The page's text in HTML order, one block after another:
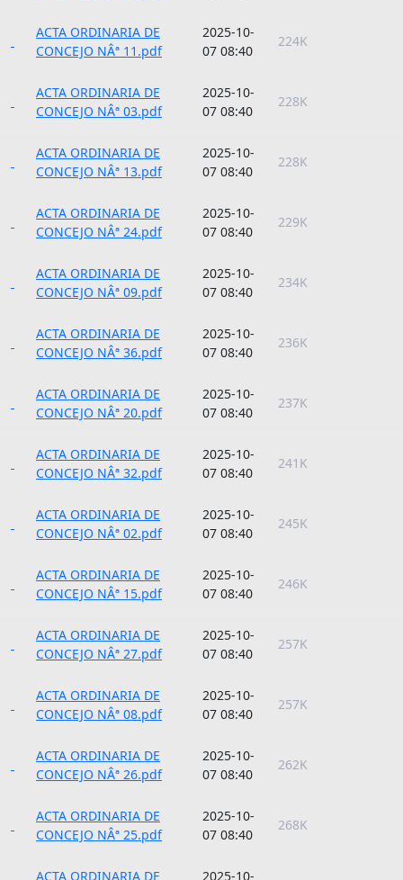
ACTA ORDINARIA DE
CONCEJO NÂª 11.pdf
2025-10-
07 08:40
224K
ACTA ORDINARIA DE
CONCEJO NÂª 03.pdf
2025-10-
07 08:40
228K
ACTA ORDINARIA DE
CONCEJO NÂª 13.pdf
2025-10-
07 08:40
228K
ACTA ORDINARIA DE
CONCEJO NÂª 24.pdf
2025-10-
07 08:40
229K
ACTA ORDINARIA DE
CONCEJO NÂª 09.pdf
2025-10-
07 08:40
234K
ACTA ORDINARIA DE
CONCEJO NÂª 36.pdf
2025-10-
07 08:40
236K
ACTA ORDINARIA DE
CONCEJO NÂª 20.pdf
2025-10-
07 08:40
237K
ACTA ORDINARIA DE
CONCEJO NÂª 32.pdf
2025-10-
07 08:40
241K
ACTA ORDINARIA DE
CONCEJO NÂª 02.pdf
2025-10-
07 08:40
245K
ACTA ORDINARIA DE
CONCEJO NÂª 15.pdf
2025-10-
07 08:40
246K
ACTA ORDINARIA DE
CONCEJO NÂª 27.pdf
2025-10-
07 08:40
257K
ACTA ORDINARIA DE
CONCEJO NÂª 08.pdf
2025-10-
07 08:40
257K
ACTA ORDINARIA DE
CONCEJO NÂª 26.pdf
2025-10-
07 08:40
262K
ACTA ORDINARIA DE
CONCEJO NÂª 25.pdf
2025-10-
07 08:40
268K
ACTA ORDINARIA DE 2025-10-